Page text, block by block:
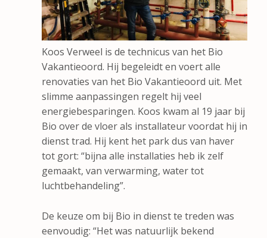
Koos Verweel is de technicus van het Bio
Vakantieoord. Hij begeleidt en voert alle
renovaties van het Bio Vakantieoord uit. Met
slimme aanpassingen regelt hij veel
energiebesparingen. Koos kwam al 19 jaar bij
Bio over de vloer als installateur voordat hij in
dienst trad. Hij kent het park dus van haver
tot gort: “bijna alle installaties heb ik zelf
gemaakt, van verwarming, water tot
luchtbehandeling”.
De keuze om bij Bio in dienst te treden was
eenvoudig: “Het was natuurlijk bekend